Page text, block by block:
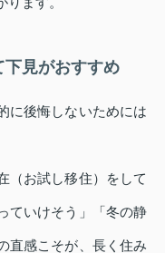
下見がおすすめ
に後悔しないためには
（お試し移住）をして
ていけそう」「冬の静
直感こそが、長く住み